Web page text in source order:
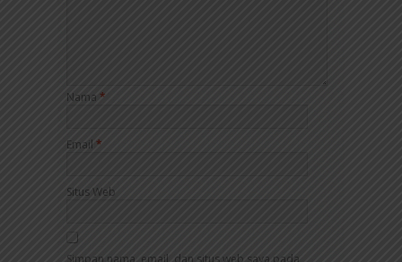
Nama *
Email *
Situs Web